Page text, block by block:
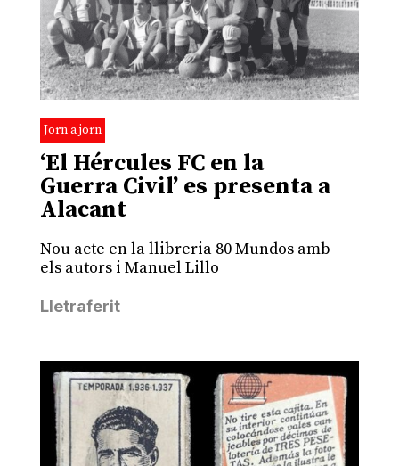
Jorn a jorn
‘El Hércules FC en la
Guerra Civil’ es presenta a
Alacant
Nou acte en la llibreria 80 Mundos amb
els autors i Manuel Lillo
Lletraferit